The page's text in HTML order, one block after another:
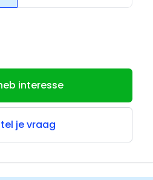
interesse
je vraag